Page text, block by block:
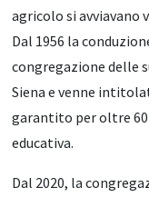
agricolo si avviavano
Dal 1956 la
congregazione delle
Siena e venne
garantito per oltre
educativa.
Dal 2020, la